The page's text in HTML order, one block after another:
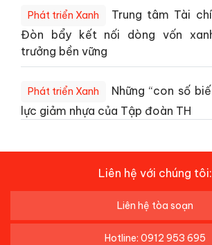
Phát triển Xanh
Trung tâm Tài
Đòn bẩy kết nối dòng vốn
trưởng bền vững
Phát triển Xanh
Những “con số
lực giảm nhựa của Tập đoàn TH
Liên hệ với chúng tôi:
Liên hệ tòa soạn
Hotline: 0912 953 695